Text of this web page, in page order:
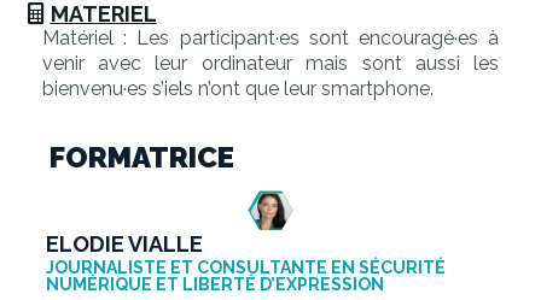
MATERIEL
Matériel : Les participant·es sont encouragé·es à
venir avec leur ordinateur mais sont aussi les
bienvenu·es s’iels n’ont que leur smartphone.
FORMATRICE
ELODIE VIALLE
JOURNALISTE ET CONSULTANTE EN SÉCURITÉ
NUMÉRIQUE ET LIBERTÉ D’EXPRESSION